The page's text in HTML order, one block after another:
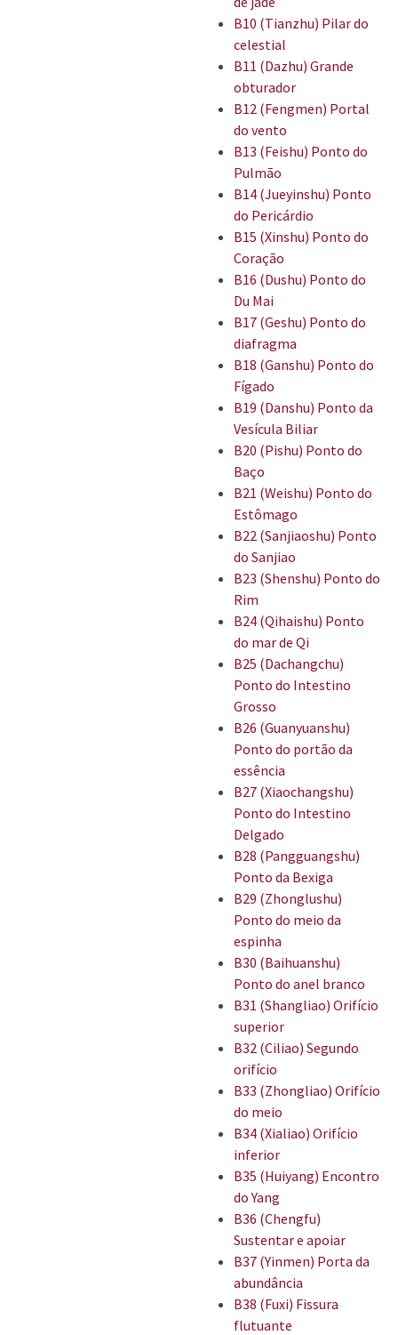
B10 (Tianzhu) Pilar do
celestial
B11 (Dazhu) Grande
obturador
B12 (Fengmen) Portal
do vento
B13 (Feishu) Ponto do
Pulmão
B14 (Jueyinshu) Ponto
do Pericárdio
B15 (Xinshu) Ponto do
Coração
B16 (Dushu) Ponto do
Du Mai
B17 (Geshu) Ponto do
diafragma
B18 (Ganshu) Ponto do
Fígado
B19 (Danshu) Ponto da
Vesícula Biliar
B20 (Pishu) Ponto do
Baço
B21 (Weishu) Ponto do
Estômago
B22 (Sanjiaoshu) Ponto
do Sanjiao
B23 (Shenshu) Ponto do
Rim
B24 (Qihaishu) Ponto
do mar de Qi
B25 (Dachangchu)
Ponto do Intestino
Grosso
B26 (Guanyuanshu)
Ponto do portão da
essência
B27 (Xiaochangshu)
Ponto do Intestino
Delgado
B28 (Pangguangshu)
Ponto da Bexiga
B29 (Zhonglushu)
Ponto do meio da
espinha
B30 (Baihuanshu)
Ponto do anel branco
B31 (Shangliao) Orifício
superior
B32 (Ciliao) Segundo
orifício
B33 (Zhongliao) Orifício
do meio
B34 (Xialiao) Orifício
inferior
B35 (Huiyang) Encontro
do Yang
B36 (Chengfu)
Sustentar e apoiar
B37 (Yinmen) Porta da
abundância
B38 (Fuxi) Fissura
flutuante